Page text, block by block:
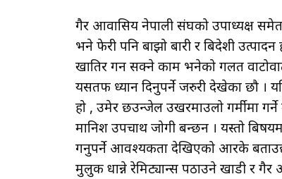
गैर आवासिय नेपाली संघको उपाध्यक्ष
भने फेरी पनि बाझो बारी र बिदेशी
खातिर गर्न सक्ने काम भनेको गलत
यसतर्फ ध्यान दिनुपर्ने जरुरी देखेका छौ ।
हो , उमेर छउन्जेल उखरमाउलो गर्मीमा
मानिश उपचार्थ जोगी बन्छन । यस्तो
गर्नुपर्ने आवश्यकता देखिएको आरके
मुलुक धान्ने रेमिट्यान्स पठाउने खाडी र